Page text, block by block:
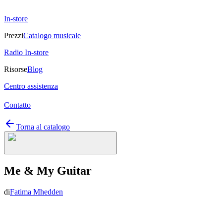
In-store
PrezziCatalogo musicale
Radio In-store
RisorseBlog
Centro assistenza
Contatto
Torna al catalogo
Me & My Guitar
diFatima Mhedden